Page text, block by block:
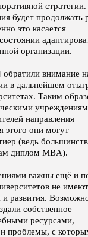
стратегии.
будет продолжать
это касается
организации.
внимание
в дальнейшем
Таким
направления
этого они могут
(ведь
диплом MBA).
важны ещё и
не имеют
и развития.
собственное
ресурсами,
проблемы, с